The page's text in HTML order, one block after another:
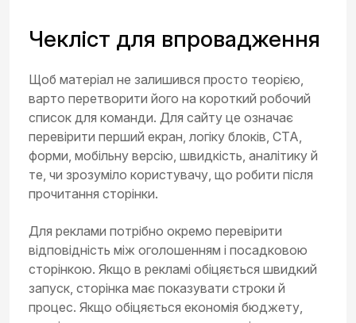
Чекліст для впровадження
Щоб матеріал не залишився просто теорією,
варто перетворити його на короткий робочий
список для команди. Для сайту це означає
перевірити перший екран, логіку блоків, CTA,
форми, мобільну версію, швидкість, аналітику й
те, чи зрозуміло користувачу, що робити після
прочитання сторінки.
Для реклами потрібно окремо перевірити
відповідність між оголошенням і посадковою
сторінкою. Якщо в рекламі обіцяється швидкий
запуск, сторінка має показувати строки й
процес. Якщо обіцяється економія бюджету,